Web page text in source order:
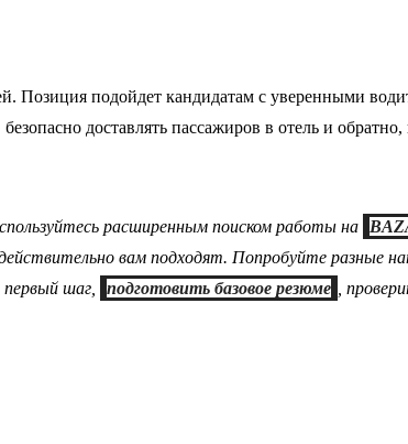
Позиция подойдет кандидатам с уверенными
доставлять пассажиров в отель и
расширенным поиском работы на
вам подходят. Попробуйте разные
шаг,
подготовить базовое резюме
,